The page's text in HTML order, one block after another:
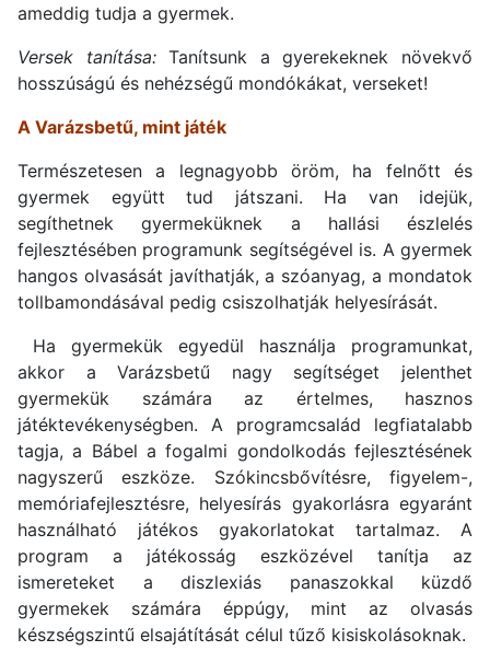
ameddig tudja a gyermek.
Versek tanítása:Tanítsunk a gyerekeknek növekvő
hosszúságú és nehézségű mondókákat, verseket!
A Varázsbetű, mint játék
Természetesen a legnagyobb öröm, ha felnőtt és
gyermek együtt tud játszani. Ha van idejük,
segíthetnek gyermeküknek a hallási észlelés
fejlesztésében programunk segítségével is. A gyermek
hangos olvasását javíthatják, a szóanyag, a mondatok
tollbamondásával pedig csiszolhatják helyesírását.
Ha gyermekük egyedül használja programunkat,
akkor a Varázsbetű nagy segítséget jelenthet
gyermekük számára az értelmes, hasznos
játéktevékenységben. A programcsalád legfiatalabb
tagja, a Bábel a fogalmi gondolkodás fejlesztésének
nagyszerű eszköze. Szókincsbővítésre, figyelem-,
memóriafejlesztésre, helyesírás gyakorlásra egyaránt
használható játékos gyakorlatokat tartalmaz. A
program a játékosság eszközével tanítja az
ismereteket a diszlexiás panaszokkal küzdő
gyermekek számára éppúgy, mint az olvasás
készségszintű elsajátítását célul tűző kisiskolásoknak.